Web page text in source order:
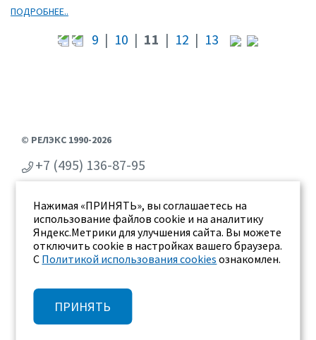
ПОДРОБНЕЕ..
9 | 10 | 11 | 12 | 13
Нажимая «ПРИНЯТЬ», вы соглашаетесь на
использование файлов cookie и на аналитику
Яндекс.Метрики для улучшения сайта. Вы можете
отключить cookie в настройках вашего браузера.
С Политикой использования cookies ознакомлен.
ПРИНЯТЬ
© РЕЛЭКС 1990-2026
+7 (495) 136-87-95
г. Воронеж, ул. Бахметьева 2Б